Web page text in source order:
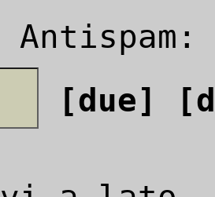
Antispam:
[due]